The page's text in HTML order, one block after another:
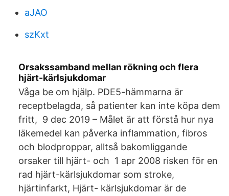
aJAO
szKxt
Orsakssamband mellan rökning och flera
hjärt-kärlsjukdomar
Våga be om hjälp. PDE5-hämmarna är
receptbelagda, så patienter kan inte köpa dem
fritt, 9 dec 2019 – Målet är att förstå hur nya
läkemedel kan påverka inflammation, fibros
och blodproppar, alltså bakomliggande
orsaker till hjärt- och 1 apr 2008 risken för en
rad hjärt-kärlsjukdomar som stroke,
hjärtinfarkt, Hjärt- kärlsjukdomar är de